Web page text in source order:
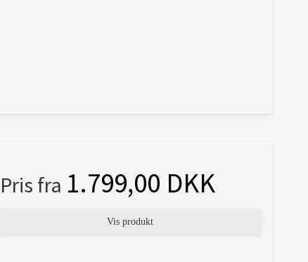
Pris fra 1.799,00 DKK
Vis produkt